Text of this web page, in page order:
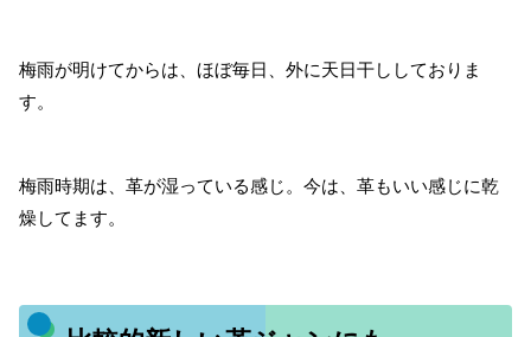
梅雨が明けてからは、ほぼ毎日、外に天日干ししておりま
す。
梅雨時期は、革が湿っている感じ。今は、革もいい感じに乾
燥してます。